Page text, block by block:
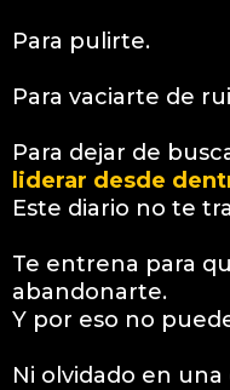
Para pulirte.
Para vaciarte de
Para dejar de
liderar desde
Este diario no te
Te entrena para
abandonarte.
Y por eso no
Ni olvidado en